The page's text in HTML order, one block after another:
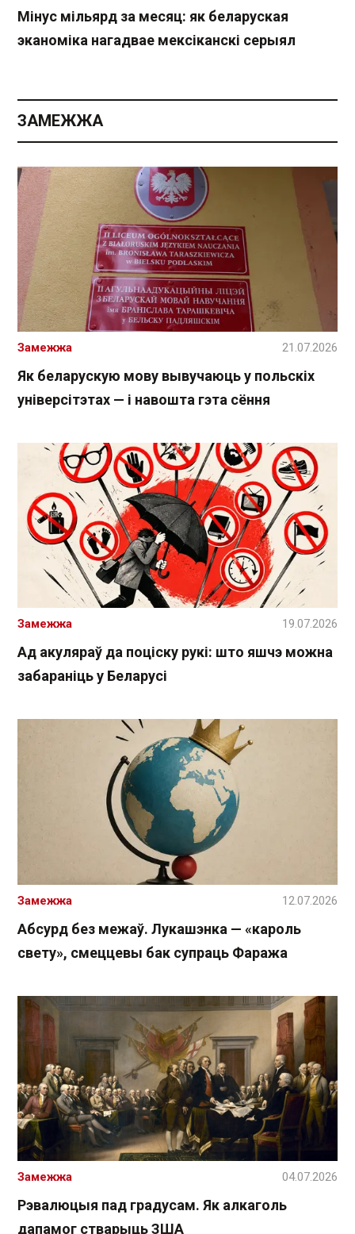
Мінус мільярд за месяц: як беларуская
эканоміка нагадвае мексіканскі серыял
ЗАМЕЖЖА
Як беларускую мову вывучаюць у польскіх
універсітэтах — і навошта гэта сёння
Замежжа 21.07.2026
Ад акуляраў да поціску рукі: што яшчэ можна
забараніць у Беларусі
Замежжа 19.07.2026
Абсурд без межаў. Лукашэнка — «кароль
свету», смеццевы бак супраць Фаража
Замежжа 12.07.2026
Рэвалюцыя пад градусам. Як алкаголь
дапамог стварыць ЗША
Замежжа 04.07.2026